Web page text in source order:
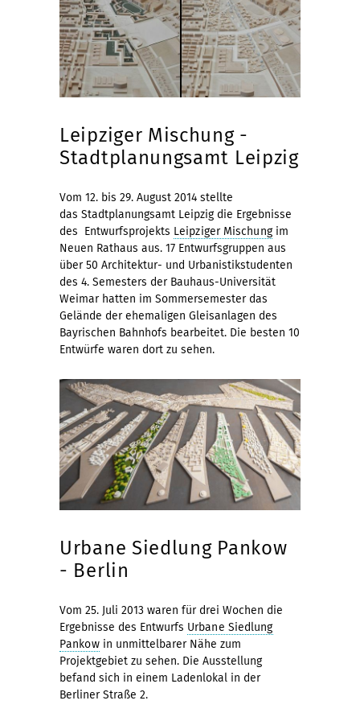
Leipziger Mischung -
Stadtplanungsamt Leipzig
Vom 12. bis 29. August 2014 stellte
das Stadtplanungsamt Leipzig die Ergebnisse
des Entwurfsprojekts Leipziger Mischungim
Neuen Rathaus aus. 17 Entwurfsgruppen aus
über 50 Architektur- und Urbanistikstudenten
des 4. Semesters der Bauhaus-Universität
Weimar hatten im Sommersemester das
Gelände der ehemaligen Gleisanlagen des
Bayrischen Bahnhofs bearbeitet. Die besten 10
Entwürfe waren dort zu sehen.
Urbane Siedlung Pankow
- Berlin
Vom 25. Juli 2013 waren für drei Wochen die
Ergebnisse des Entwurfs Urbane Siedlung
Pankowin unmittelbarer Nähe zum
Projektgebiet zu sehen. Die Ausstellung
befand sich in einem Ladenlokal in der
Berliner Straße 2.